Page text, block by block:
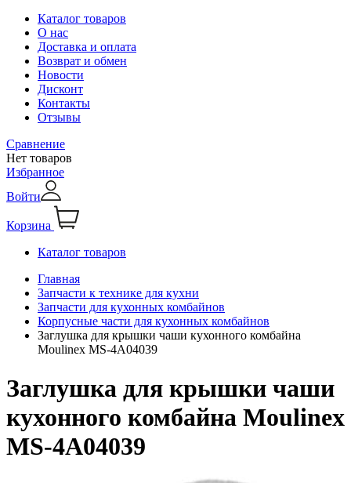
Каталог товаров
О нас
Доставка и оплата
Возврат и обмен
Новости
Дисконт
Контакты
Отзывы
Сравнение
Нет товаров
Избранное
Войти
Корзина
Каталог товаров
Главная
Запчасти к технике для кухни
Запчасти для кухонных комбайнов
Корпусные части для кухонных комбайнов
Заглушка для крышки чаши кухонного комбайна
Moulinex MS-4A04039
Заглушка для крышки чаши
кухонного комбайна Moulinex
MS-4A04039